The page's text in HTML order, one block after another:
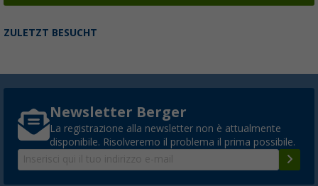
ZULETZT BESUCHT
Newsletter Berger
La registrazione alla newsletter non è attualmente
disponibile. Risolveremo il problema il prima possibile.